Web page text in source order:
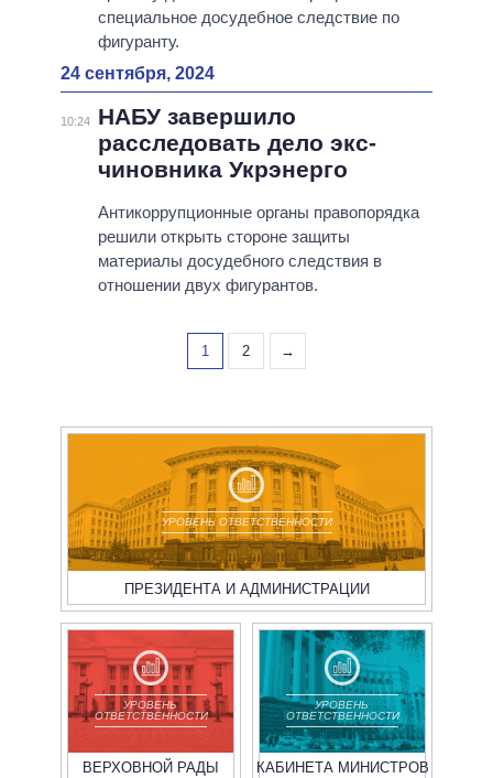
специальное досудебное следствие по
фигуранту.
24 сентября, 2024
10:24
НАБУ завершило
расследовать дело экс-
чиновника Укрэнерго
Антикоррупционные органы правопорядка
решили открыть стороне защиты
материалы досудебного следствия в
отношении двух фигурантов.
1 2 →
УРОВЕНЬ ОТВЕТСТВЕННОСТИ
ПРЕЗИДЕНТА И АДМИНИСТРАЦИИ
УРОВЕНЬ
ОТВЕТСТВЕННОСТИ
ВЕРХОВНОЙ РАДЫ
УРОВЕНЬ
ОТВЕТСТВЕННОСТИ
КАБИНЕТА МИНИСТРОВ